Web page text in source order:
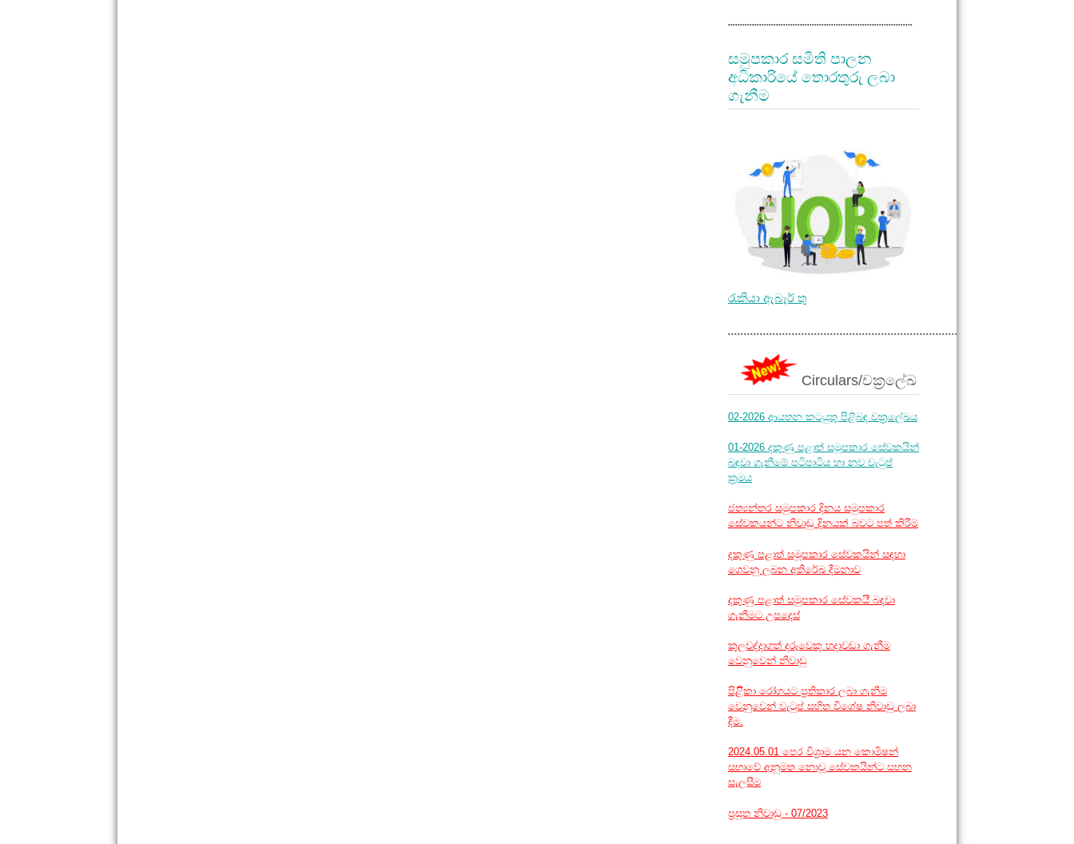
.............................................................................
සමුපකාර සමිති පාලන
අධිකාරියේ තොරතුරු ලබා
ගැනීම
රැකියා ඇබෑර් තු
.............................................................................
Circulars/චක්‍රලේඛ
02-2026 ආයතන කටයුතු පිළිබඳ චක්‍රලේඛය
01-2026 දකුණු පළාත් සමූපකාර සේවකයින්
බඳවා ගැනීමේ පටිපාටිය හා නව වැටුප්
ක්‍රමය
ජත්‍යන්තර සමුපකාර දිනය සමුපකාර
සේවකයන්ට නිවාඩු දිනයක් බවට පත් කිරීම
දකුණු පළාත් සමූපකාර සේවකයින් සඳහා
ගෙවනු ලබන අතිරේඛ දීමනාව
දකුණු පළාත් සමුපකාර සේවකයි් බඳවා
ගැනීමට උපදෙස්
කුලවද්දාගත් දරුවෙකු හදාවඩා ගැනීම
වෙනුවෙන් නිවාඩු
පිළිිකා රෝගයට ප්‍රතිකාර ලබා ගැනීම
වෙනුවෙන් වැටුප් සහිත විශේෂ නිවාඩු ලබා
දීම.
2024.05.01 පෙර විශ්‍රාම යන කොමිෂන්
සභාවේ අනුමත නොවූ සේවකයින්ට සහන
සැලසීම
ප්‍රසූත නිවාඩු - 07/2023